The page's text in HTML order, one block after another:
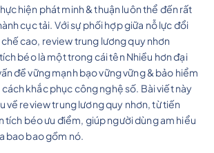
hiện phát minh & thuận luôn thể đến rất
cục tải. Với sự phối hợp giữa nỗ lực đổi
cao, review trung lương quy nhơn
béo là một trong cái tên Nhiều hơn đại
đề vững mạnh bạo vững vững & bảo hiểm
khắc phục công nghệ số. Bài viết này
về review trung lương quy nhơn, từ tiến
tích béo ưu điểm, giúp người dùng am hiểu
bao bao gồm nó.